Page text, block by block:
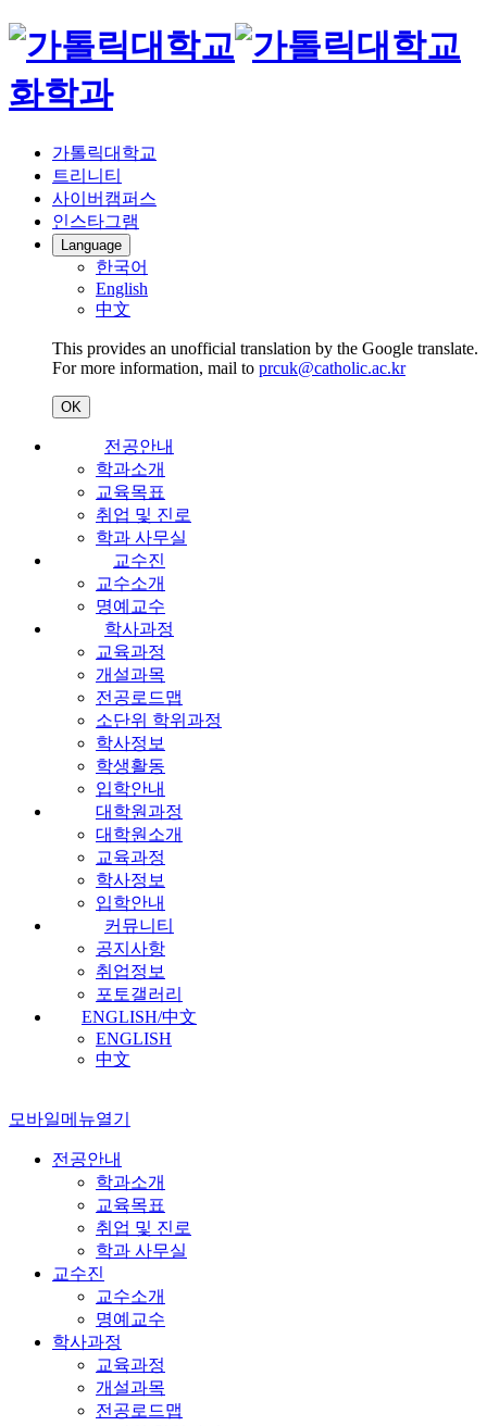
화학과
가톨릭대학교
트리니티
사이버캠퍼스
인스타그램
Language
한국어
English
中文
This provides an unofficial translation by the Google translate.
For more information, mail to prcuk@catholic.ac.kr
OK
전공안내
학과소개
교육목표
취업 및 진로
학과 사무실
교수진
교수소개
명예교수
학사과정
교육과정
개설과목
전공로드맵
소단위 학위과정
학사정보
학생활동
입학안내
대학원과정
대학원소개
교육과정
학사정보
입학안내
커뮤니티
공지사항
취업정보
포토갤러리
ENGLISH/中文
ENGLISH
中文
모바일메뉴열기
전공안내
학과소개
교육목표
취업 및 진로
학과 사무실
교수진
교수소개
명예교수
학사과정
교육과정
개설과목
전공로드맵